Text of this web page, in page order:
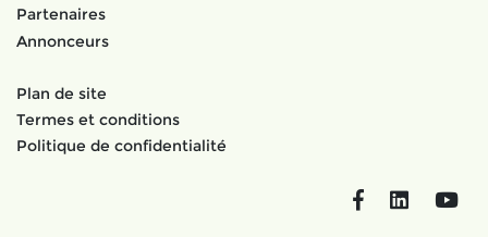
Partenaires
Annonceurs
Plan de site
Termes et conditions
Politique de confidentialité
FacebookLinkedIn